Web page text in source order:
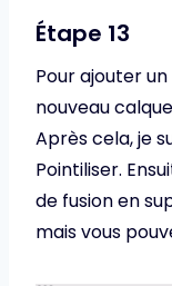
Étape 13
Pour ajouter
nouveau
Après cela, je
Pointiliser.
de fusion en
mais vous